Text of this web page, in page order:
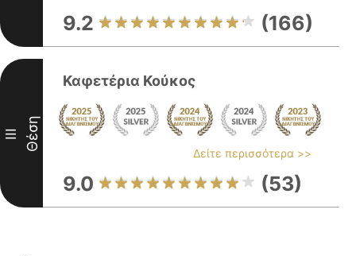
9.2 (166)
III Θέση
Καφετέρια Κούκος
Δείτε περισσότερα >>
9.0 (53)